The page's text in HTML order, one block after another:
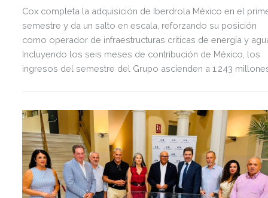
Cox completa la adquisición de Iberdrola México en el
semestre y da un salto en escala, reforzando su posición
como operador de infraestructuras críticas de energía y
Incluyendo los seis meses de contribución de México, los
ingresos del semestre del Grupo ascienden a 1.243